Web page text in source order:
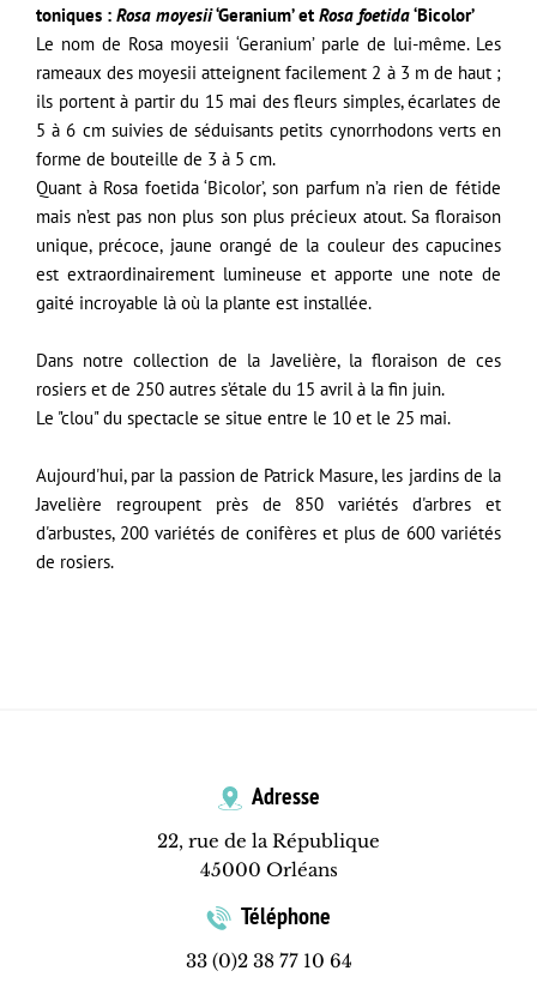
toniques : Rosa moyesii‘Geranium’ et Rosa foetida‘Bicolor’
Le nom de Rosa moyesii ‘Geranium’ parle de lui-même. Les
rameaux des moyesii atteignent facilement 2 à 3 m de haut ;
ils portent à partir du 15 mai des fleurs simples, écarlates de
5 à 6 cm suivies de séduisants petits cynorrhodons verts en
forme de bouteille de 3 à 5 cm.
Quant à Rosa foetida ‘Bicolor’, son parfum n’a rien de fétide
mais n’est pas non plus son plus précieux atout. Sa floraison
unique, précoce, jaune orangé de la couleur des capucines
est extraordinairement lumineuse et apporte une note de
gaité incroyable là où la plante est installée.
Dans notre collection de la Javelière, la floraison de ces
rosiers et de 250 autres s’étale du 15 avril à la fin juin.
Le "clou" du spectacle se situe entre le 10 et le 25 mai.
Aujourd'hui, par la passion de Patrick Masure, les jardins de la
Javelière regroupent près de 850 variétés d'arbres et
d'arbustes, 200 variétés de conifères et plus de 600 variétés
de rosiers.
Adresse
22, rue de la République
45000 Orléans
Téléphone
33 (0)2 38 77 10 64